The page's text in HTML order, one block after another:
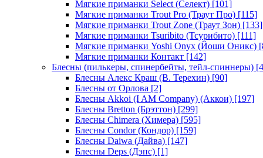
Мягкие приманки Select (Селект) [101]
Мягкие приманки Trout Pro (Траут Про) [115]
Мягкие приманки Trout Zone (Траут Зон) [133]
Мягкие приманки Tsuribito (Тсурибито) [111]
Мягкие приманки Yoshi Onyx (Йоши Оникс)
Мягкие приманки Контакт [142]
Блесны (пилькеры, спинербейты, тейл-спиннеры)
Блесны Алекс Краш (В. Терехин) [90]
Блесны от Орлова [2]
Блесны Akkoi (I AM Company) (Аккои) [197]
Блесны Bretton (Брэттон) [299]
Блесны Chimera (Химера) [595]
Блесны Condor (Кондор) [159]
Блесны Daiwa (Дайва) [147]
Блесны Deps (Дэпс) [1]